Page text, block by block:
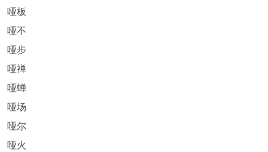
哑板
哑不
哑步
哑禅
哑蝉
哑场
哑尔
哑火